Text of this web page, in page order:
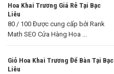
Hoa Khai Trương Giá Rẻ Tại Bạc
Liêu
80 / 100 Được cung cấp bởi Rank
Math SEO Cửa Hàng Hoa ...
Giỏ Hoa Khai Trương Để Bàn Tại Bạc
Liêu